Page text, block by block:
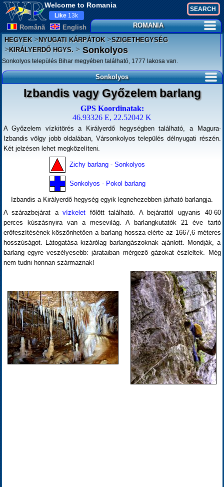
Welcome to Romania
Românã English
Like 13k
ROMANIA
HEGYEK>NYUGATI KÁRPÁTOK>SZIGETHEGYSÉG
>KIRÁLYERDŐ HGYS. >Sonkolyos
Sonkolyos település Bihar megyében található, 1777 lakosa van.
Sonkolyos
Izbandis vagy Győzelem barlang
GPS Koordinatak:
46.93326 E, 22.52042 K
A Győzelem vízkitörés a Királyerdő hegységben található, a Magura-
Izbandis völgy jobb oldalában, Vársonkolyos település délnyugati részén.
Két jelzésen lehet megközelíteni.
Zichy barlang - Sonkolyos
Sonkolyos - Pokol barlang
Izbandis a Királyerdő hegység egyik legnehezebben járható barlangja.
A szárazbejárat avízkelet fölött található. A bejárattól ugyanis 40-60
perces kúszásnyira van a mesevilág. A barlangkutatók 21 éve tartó
erőfeszítésének köszönhetően a barlang hossza elérte az 1667,6 méteres
hosszúságot. Látogatása kizárólag barlangászoknak ajánlott. Mondják, a
barlang egyre veszélyesebb: járataiban mérgező gázokat észleltek. Még
nem tudni honnan származnak!